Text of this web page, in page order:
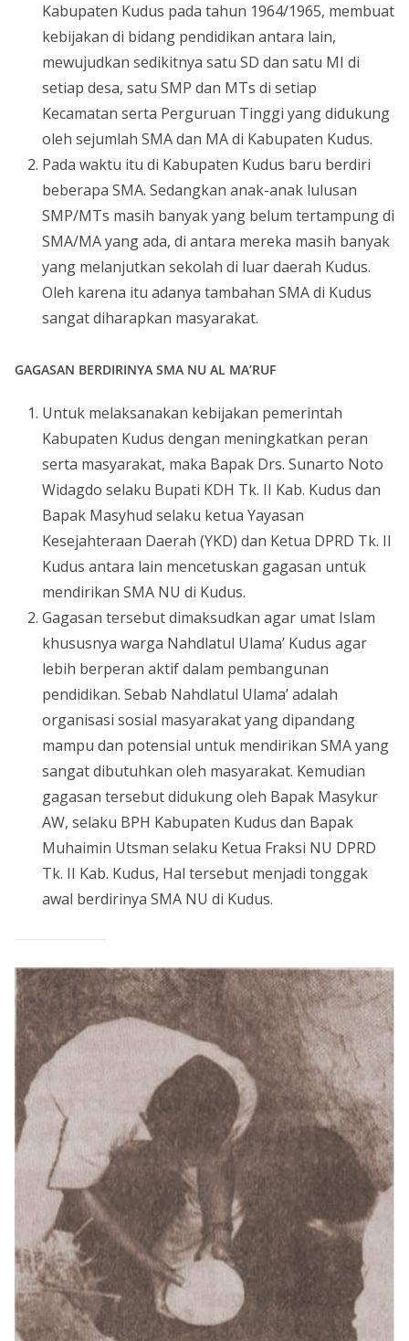
Kabupaten Kudus pada tahun 1964/1965, membuat
kebijakan di bidang pendidikan antara lain,
mewujudkan sedikitnya satu SD dan satu MI di
setiap desa, satu SMP dan MTs di setiap
Kecamatan serta Perguruan Tinggi yang didukung
oleh sejumlah SMA dan MA di Kabupaten Kudus.
Pada waktu itu di Kabupaten Kudus baru berdiri
beberapa SMA. Sedangkan anak-anak lulusan
SMP/MTs masih banyak yang belum tertampung di
SMA/MA yang ada, di antara mereka masih banyak
yang melanjutkan sekolah di luar daerah Kudus.
Oleh karena itu adanya tambahan SMA di Kudus
sangat diharapkan masyarakat.
GAGASAN BERDIRINYA SMA NU AL MA’RUF
Untuk melaksanakan kebijakan pemerintah
Kabupaten Kudus dengan meningkatkan peran
serta masyarakat, maka Bapak Drs. Sunarto Noto
Widagdo selaku Bupati KDH Tk. II Kab. Kudus dan
Bapak Masyhud selaku ketua Yayasan
Kesejahteraan Daerah (YKD) dan Ketua DPRD Tk. II
Kudus antara lain mencetuskan gagasan untuk
mendirikan SMA NU di Kudus.
Gagasan tersebut dimaksudkan agar umat Islam
khususnya warga Nahdlatul Ulama’ Kudus agar
lebih berperan aktif dalam pembangunan
pendidikan. Sebab Nahdlatul Ulama’ adalah
organisasi sosial masyarakat yang dipandang
mampu dan potensial untuk mendirikan SMA yang
sangat dibutuhkan oleh masyarakat. Kemudian
gagasan tersebut didukung oleh Bapak Masykur
AW, selaku BPH Kabupaten Kudus dan Bapak
Muhaimin Utsman selaku Ketua Fraksi NU DPRD
Tk. II Kab. Kudus, Hal tersebut menjadi tonggak
awal berdirinya SMA NU di Kudus.